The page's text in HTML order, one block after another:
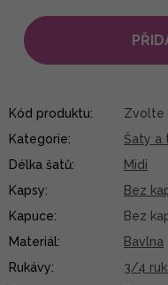
Kód produktu:
Zvolte
Kategorie:
Šaty a
Délka šatů:
Midi
Kapsy:
Bez
Kapuce:
Bez
Materiál:
Bavlna
Rukávy:
3/4